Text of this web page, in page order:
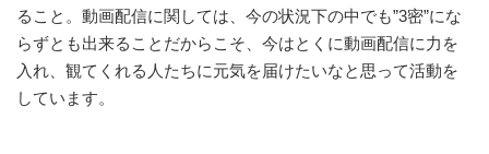
ること。動画配信に関しては、今の状況下の中でも”3密”にな
らずとも出来ることだからこそ、今はとくに動画配信に力を
入れ、観てくれる人たちに元気を届けたいなと思って活動を
しています。